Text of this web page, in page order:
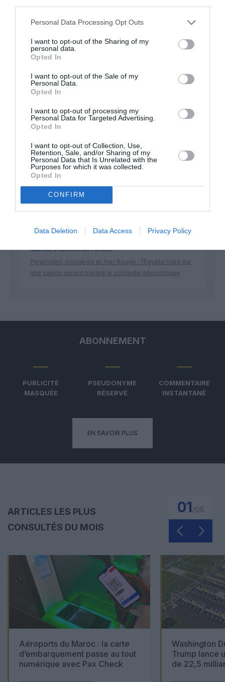
Personal Data Processing Opt Outs
I want to opt-out of the Sharing of my
personal data.
Opted In
I want to opt-out of the Sale of my
Personal Data.
Opted In
I want to opt-out of processing my
Personal Data for Targeted Advertising.
Opted In
I want to opt-out of Collection, Use,
Retention, Sale, and/or Sharing of my
Personal Data that Is Unrelated with the
Purposes for which it was collected.
Opted In
CONFIRM
Data Deletion Data Access Privacy Policy
Appel aux lecteurs !
Soutenez Air Journal participez
DERNIERS COMMENTAIRES
atplhkta commenté l'article :
Contrôles aux frontières entre l’Espagne et l’Italie : des
arrivées plus longues, des correspondances à risque
Manfoua commenté l'article :
Pyramides, croisières et mer Rouge : l’Égypte mise sur
une saison record malgré le contexte géopolitique
ABONNEMENT
PUBLICITÉ
MASQUÉE
PSEUDONYME
RÉSERVÉ
COMMENTAIRE
INSTANTANÉ
EN SAVOIR PLUS
ARTICLES LES PLUS
CONSULTÉS DU MOIS
01
Aéroports du Maroc : la carte
d’embarquement passe au tout
numérique avec Pax Check
Washington
Trump lance
de 22,5